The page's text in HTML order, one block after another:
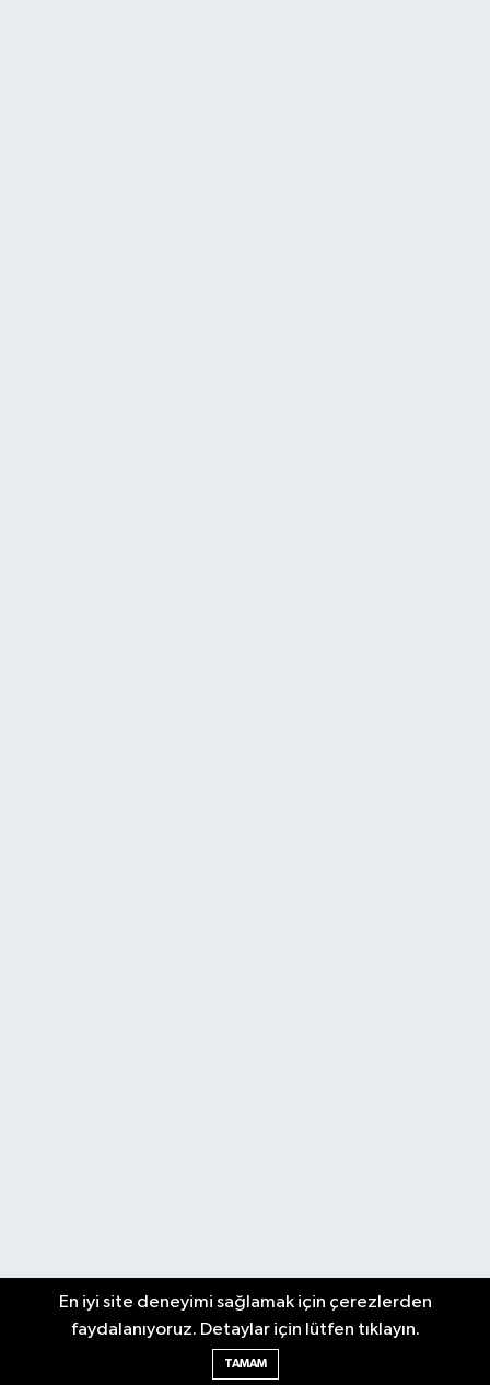
En iyi site deneyimi sağlamak için çerezlerden
faydalanıyoruz. Detaylar için lütfen tıklayın.
TAMAM